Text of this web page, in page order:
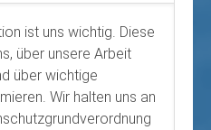
ist uns wichtig. Diese
über unsere Arbeit
über wichtige
Wir halten uns an